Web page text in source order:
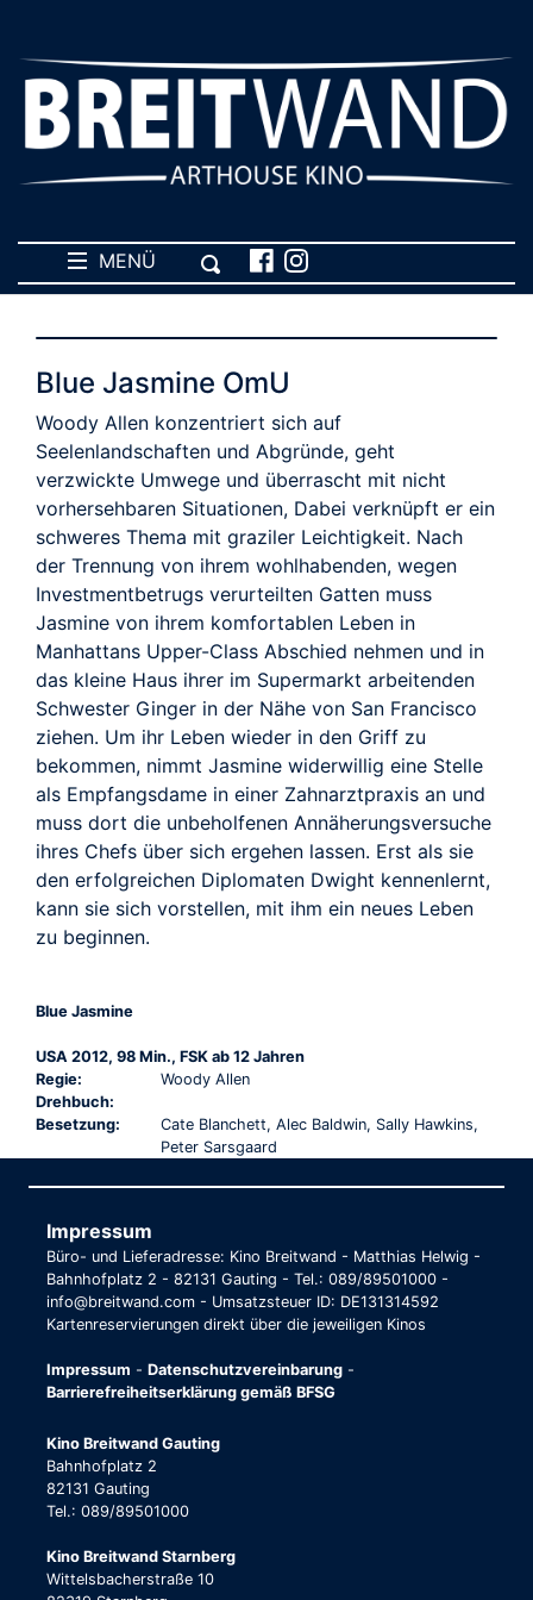
MENÜ
TRAILER
Blue Jasmine OmU
Woody Allen konzentriert sich auf
Seelenlandschaften und Abgründe, geht
verzwickte Umwege und überrascht mit nicht
vorhersehbaren Situationen, Dabei verknüpft er ein
schweres Thema mit graziler Leichtigkeit. Nach
der Trennung von ihrem wohlhabenden, wegen
Investmentbetrugs verurteilten Gatten muss
Jasmine von ihrem komfortablen Leben in
Manhattans Upper-Class Abschied nehmen und in
das kleine Haus ihrer im Supermarkt arbeitenden
Schwester Ginger in der Nähe von San Francisco
ziehen. Um ihr Leben wieder in den Griff zu
bekommen, nimmt Jasmine widerwillig eine Stelle
als Empfangsdame in einer Zahnarztpraxis an und
muss dort die unbeholfenen Annäherungsversuche
ihres Chefs über sich ergehen lassen. Erst als sie
den erfolgreichen Diplomaten Dwight kennenlernt,
kann sie sich vorstellen, mit ihm ein neues Leben
zu beginnen.
Blue Jasmine
USA 2012, 98 Min., FSK ab 12 Jahren
Regie:
Woody Allen
Drehbuch:
Besetzung:
Cate Blanchett, Alec Baldwin, Sally Hawkins,
Peter Sarsgaard
Impressum
Büro- und Lieferadresse: Kino Breitwand - Matthias Helwig -
Bahnhofplatz 2 - 82131 Gauting - Tel.: 089/89501000 -
info@breitwand.com - Umsatzsteuer ID: DE131314592
Kartenreservierungen direkt über die jeweiligen Kinos
Impressum - Datenschutzvereinbarung -
Barrierefreiheitserklärung gemäß BFSG
Kino Breitwand Gauting
Bahnhofplatz 2
82131 Gauting
Tel.: 089/89501000
Kino Breitwand Starnberg
Wittelsbacherstraße 10